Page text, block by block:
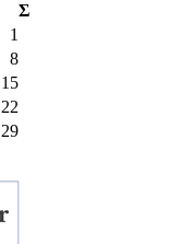
Σ
1
8
15
22
29